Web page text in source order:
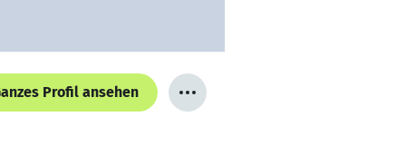
Profil ansehen